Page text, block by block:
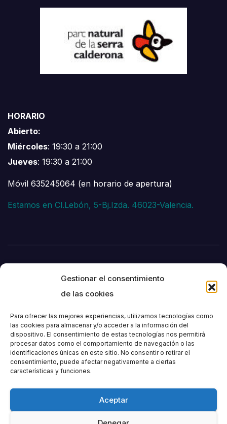
Gestionar el consentimiento
de las cookies
Para ofrecer las mejores experiencias, utilizamos tecnologías como
las cookies para almacenar y/o acceder a la información del
dispositivo. El consentimiento de estas tecnologías nos permitirá
procesar datos como el comportamiento de navegación o las
identificaciones únicas en este sitio. No consentir o retirar el
consentimiento, puede afectar negativamente a ciertas
características y funciones.
Aceptar
HORARIO
Abierto:
Miércoles: 19:30 a 21:00
Jueves: 19:30 a 21:00
Móvil 635245064 (en horario de apertura)
Estamos en Cl.Lebón, 5-Bj.Izda. 46023-Valencia.
Societat
Excursionista de
València